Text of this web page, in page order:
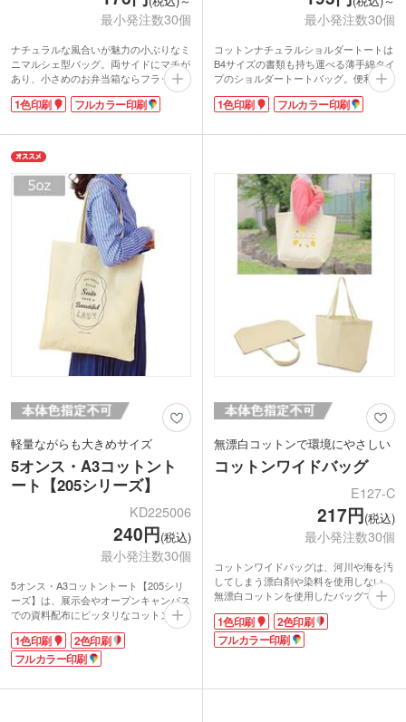
最小発注数30個
ナチュラルな風合いが魅力の小ぶりなミ
ニマルシェ型バッグ。両サイドにマチが
あり、小さめのお弁当箱ならフラットに
収納可能です。約5オンスの厚みの生地
はかさばらないので毎日の持ち運びに便
けにうってつけです。
表面には1色印刷またはフルカラー印刷
が可能で、ノベルティやオリジナルグッ
ズにも最適。リーズナブルな価格ながら
もトレンドを抑えたエコバッグは販促効
果バッチリです。
1色印刷 フルカラー印刷
最小発注数30個
コットンナチュラルショルダートートは
B4サイズの書類も持ち運べる薄手綿タイ
プのショルダートートバッグ。便利なロ
ングタイプの持ち手になっているので、
肩にかけやすいのが嬉しい!カタログも
シーチングは生地目が細かく、プリント
の資料入れなど幅広くご利用いただけま
す。本体色はナチュラルの他、お好みの
カラーをお選びいただけます。
1色印刷 フルカラー印刷
軽量ながらも大きめサイズ
5オンス・A3コットント
ート【205シリーズ】
KD225006
240円(税込)
最小発注数30個
5オンス・A3コットントート【205シリ
ーズ】は、展示会やオープンキャンパス
での資料配布にピッタリなコットン素材
名入れが大きく取れるので、インパクト
のあるオリジナルトートバッグの製作が
イベントのグッズにもピッタリです。
1色印刷
2色印刷
フルカラー印刷
無漂白コットンで環境にやさしい
コットンワイドバッグ
E127-C
217円(税込)
最小発注数30個
コットンワイドバッグは、河川や海を汚
してしまう漂白剤や染料を使用しない、
無漂白コットンを使用したバッグです。
長めの持ち手で肩掛け可能。1色・2色・
フルカラーの多彩な印刷で、大きく名入
れが可能です。企業アピールや宣伝効果
1色印刷
2色印刷
フルカラー印刷